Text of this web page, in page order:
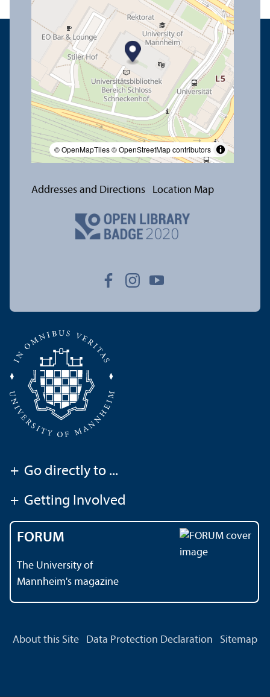
© OpenMapTiles© OpenStreetMap contributors
Addresses and Directions Location Map
+ Go directly to ...
+ Getting Involved
FORUM
The University of
Mannheim's magazine
About this Site Data Protection Declaration Sitemap